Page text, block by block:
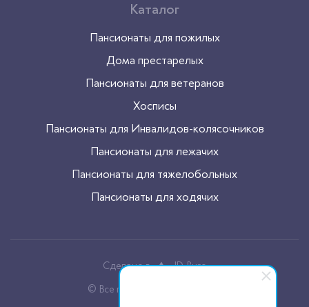
Каталог
Пансионаты для пожилых
Дома престарелых
Пансионаты для ветеранов
Хосписы
Пансионаты для Инвалидов-колясочников
Пансионаты для лежачих
Пансионаты для тяжелобольных
Пансионаты для ходячих
Сделано в
JD-Buro
© Все права защищены, 2026